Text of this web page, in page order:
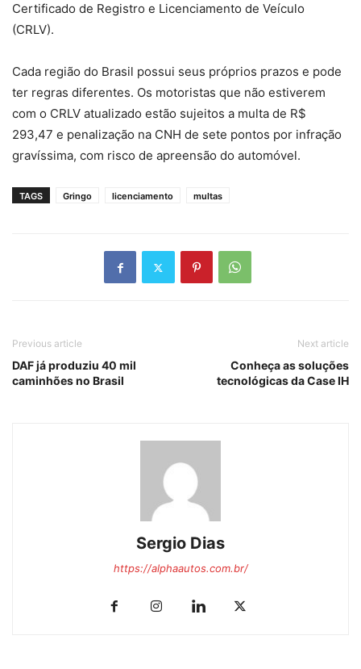
Certificado de Registro e Licenciamento de Veículo
(CRLV).
Cada região do Brasil possui seus próprios prazos e pode
ter regras diferentes. Os motoristas que não estiverem
com o CRLV atualizado estão sujeitos a multa de R$
293,47 e penalização na CNH de sete pontos por infração
gravíssima, com risco de apreensão do automóvel.
TAGS Gringo licenciamento multas
Previous article
DAF já produziu 40 mil
caminhões no Brasil
Next article
Conheça as soluções
tecnológicas da Case IH
Sergio Dias
https://alphaautos.com.br/